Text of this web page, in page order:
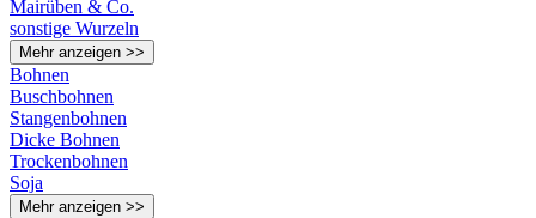
Mairüben & Co.
sonstige Wurzeln
Mehr anzeigen >>
Bohnen
Buschbohnen
Stangenbohnen
Dicke Bohnen
Trockenbohnen
Soja
Mehr anzeigen >>